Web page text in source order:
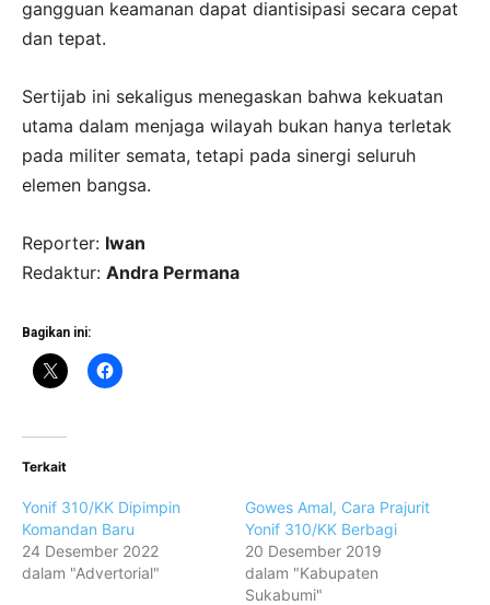
gangguan keamanan dapat diantisipasi secara cepat
dan tepat.
Sertijab ini sekaligus menegaskan bahwa kekuatan
utama dalam menjaga wilayah bukan hanya terletak
pada militer semata, tetapi pada sinergi seluruh
elemen bangsa.
Reporter: Iwan
Redaktur: Andra Permana
Bagikan ini:
Terkait
Yonif 310/KK Dipimpin
Komandan Baru
24 Desember 2022
dalam "Advertorial"
Gowes Amal, Cara Prajurit
Yonif 310/KK Berbagi
20 Desember 2019
dalam "Kabupaten
Sukabumi"